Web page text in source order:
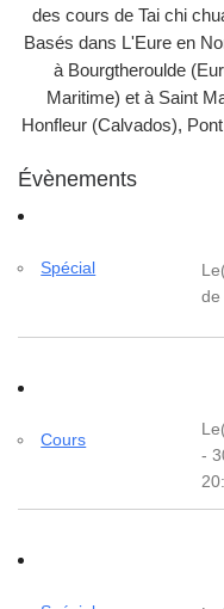
des cours de Tai chi
Basés dans L'Eure en
à Bourgtheroulde
Maritime) et à Saint
Honfleur (Calvados),
Évènements
Spécial
de
Cours
-